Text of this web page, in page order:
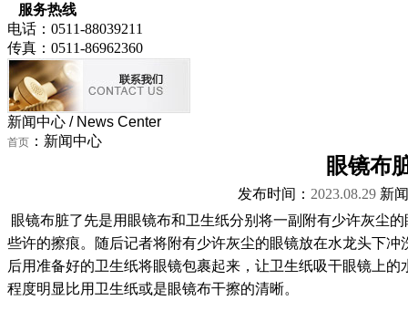
服务热线
电话：0511-88039211
传真：0511-86962360
新闻中心 / News Center
首页 ：新闻中心
眼镜布
发布时间： 2023.08.29 新
眼镜布脏了先是用眼镜布和卫生纸分别将一副附有少许灰尘
些许的擦痕。随后记者将附有少许灰尘的眼镜放在水龙头下
后用准备好的卫生纸将眼镜包裹起来，让卫生纸吸干眼镜上
程度明显比用卫生纸或是眼镜布干擦的清晰。